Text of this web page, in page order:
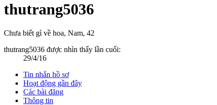
thutrang5036
Chưa biết gì về hoa, Nam, 42
thutrang5036 được nhìn thấy lần cuối:
29/4/16
Tin nhắn hồ sơ
Hoạt động gần đây
Các bài đăng
Thông tin